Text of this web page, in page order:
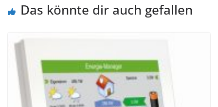
Das könnte dir auch gefallen